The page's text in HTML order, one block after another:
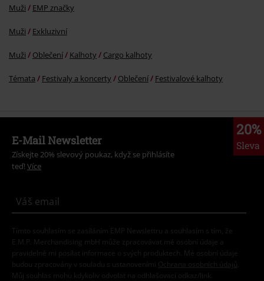
Muži EMP značky
Muži Exkluzivní
Muži Oblečení Kalhoty Cargo kalhoty
Témata Festivaly a koncerty Oblečení Festivalové kalhoty
20%
Sleva
E-Mail Newsletter
Získejte 20% slevový poukaz, když se přihlásíte
teď! Více
Tímto souhlasím se zasíláním EMP Newslettru a souhlasím s tím, že
E.M.P. Merchandising mbH může zpracovávat mé osobní údaje a
pravidelně mi posílat informace o svých produktech. Mé osobní údaje
budou zpracovány v souladu s ustanoveními
Ochrana osobních údajů
Můj souhlas mohu kdykoliv odvolat na odhlašovací odkaz/link.